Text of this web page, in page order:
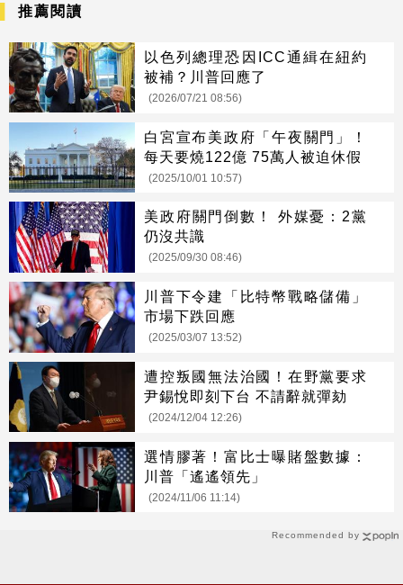
Recommended by
推薦閱讀
以色列總理恐因ICC通緝在紐約
被補？川普回應了
(2026/07/21 08:56)
白宮宣布美政府「午夜關門」！
每天要燒122億 75萬人被迫休假
(2025/10/01 10:57)
美政府關門倒數！ 外媒憂：2黨
仍沒共識
(2025/09/30 08:46)
川普下令建「比特幣戰略儲備」
市場下跌回應
(2025/03/07 13:52)
遭控叛國無法治國！在野黨要求
尹錫悅即刻下台 不請辭就彈劾
(2024/12/04 12:26)
選情膠著！富比士曝賭盤數據：
川普「遙遙領先」
(2024/11/06 11:14)